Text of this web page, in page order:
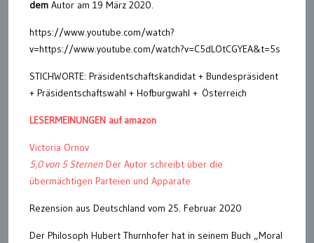
dem Autor am 19 März 2020.
https://www.youtube.com/watch?
v=https://www.youtube.com/watch?v=C5dLOtCGYEA&t=5s
STICHWORTE: Präsidentschaftskandidat + Bundespräsident
+ Präsidentschaftswahl + Hofburgwahl + Österreich
LESERMEINUNGEN auf amazon
Victoria Ornov
5,0 von 5 Sternen Der Autor schreibt über die
übermächtigen Parteien und Apparate
Rezension aus Deutschland vom 25. Februar 2020
Der Philosoph Hubert Thurnhofer hat in seinem Buch „Moral